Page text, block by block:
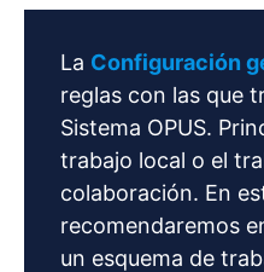
La Configuración
reglas con las que
Sistema OPUS.
trabajo local o el
colaboración. En
recomendaremos
un esquema de